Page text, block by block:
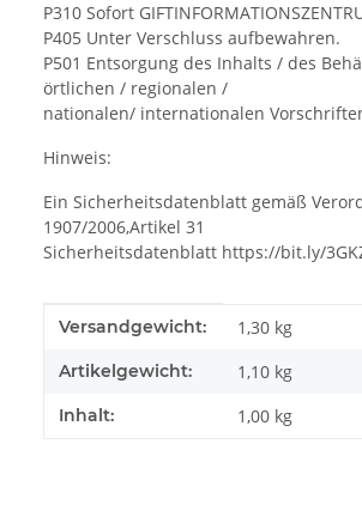
P310 Sofort
P405 Unter Verschluss aufbewahren.
P501 Entsorgung des Inhalts / des
örtlichen / regionalen /
nationalen/ internationalen
Hinweis:
Ein Sicherheitsdatenblatt gemäß
1907/2006,Artikel 31
Sicherheitsdatenblatt https://bit.ly/
Produkteigenschaft
Wert
Versandgewicht: 1,30 kg
Artikelgewicht: 1,10 kg
Inhalt: 1,00 kg